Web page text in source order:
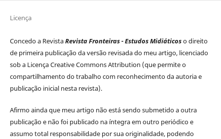
Licença
Concedo a RevistaRevista Fronteiras - Estudos Midiáticoso direito
de primeira publicação da versão revisada do meu artigo, licenciado
sob a Licença Creative Commons Attribution (que permite o
compartilhamento do trabalho com reconhecimento da autoria e
publicação inicial nesta revista).
Afirmo ainda que meu artigo não está sendo submetido a outra
publicação e não foi publicado na íntegra em outro periódico e
assumo total responsabilidade por sua originalidade, podendo